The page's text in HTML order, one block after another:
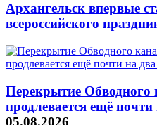
Архангельск впервые
всероссийского
Перекрытие Обводного
продлевается ещё
05.08.2026